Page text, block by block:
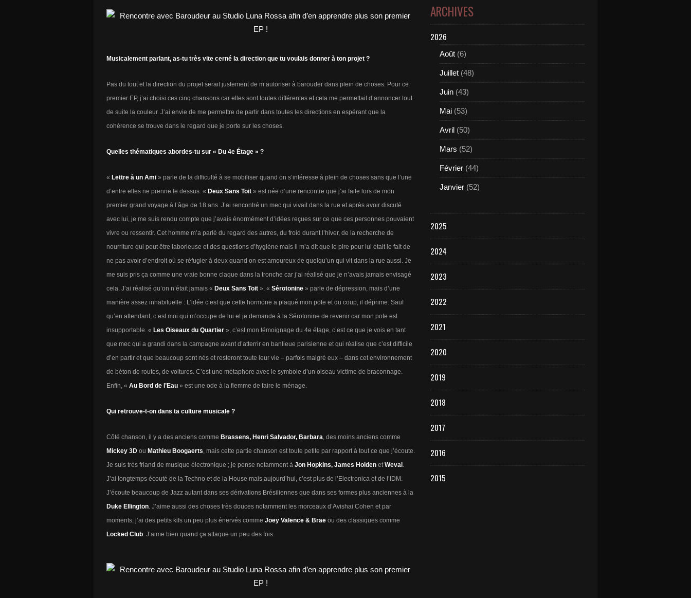
Musicalement parlant, as-tu très vite cerné la direction que tu voulais donner à ton projet ?
Pas du tout et la direction du projet serait justement de m’autoriser à barouder dans plein de choses. Pour ce
premier EP, j’ai choisi ces cinq chansons car elles sont toutes différentes et cela me permettait d’annoncer tout
de suite la couleur. J’ai envie de me permettre de partir dans toutes les directions en espérant que la
cohérence se trouve dans le regard que je porte sur les choses.
Quelles thématiques abordes-tu sur « Du 4e Étage » ?
« Lettre à un Ami » parle de la difficulté à se mobiliser quand on s’intéresse à plein de choses sans que l’une
d’entre elles ne prenne le dessus. « Deux Sans Toit » est née d’une rencontre que j’ai faite lors de mon
premier grand voyage à l’âge de 18 ans. J’ai rencontré un mec qui vivait dans la rue et après avoir discuté
avec lui, je me suis rendu compte que j’avais énormément d’idées reçues sur ce que ces personnes pouvaient
vivre ou ressentir. Cet homme m’a parlé du regard des autres, du froid durant l’hiver, de la recherche de
nourriture qui peut être laborieuse et des questions d’hygiène mais il m’a dit que le pire pour lui était le fait de
ne pas avoir d’endroit où se réfugier à deux quand on est amoureux de quelqu’un qui vit dans la rue aussi. Je
me suis pris ça comme une vraie bonne claque dans la tronche car j’ai réalisé que je n’avais jamais envisagé
cela. J’ai réalisé qu’on n’était jamais « Deux Sans Toit ». « Sérotonine » parle de dépression, mais d’une
manière assez inhabituelle : L’idée c’est que cette hormone a plaqué mon pote et du coup, il déprime. Sauf
qu’en attendant, c’est moi qui m’occupe de lui et je demande à la Sérotonine de revenir car mon pote est
insupportable. « Les Oiseaux du Quartier », c’est mon témoignage du 4e étage, c’est ce que je vois en tant
que mec qui a grandi dans la campagne avant d’atterrir en banlieue parisienne et qui réalise que c’est difficile
d’en partir et que beaucoup sont nés et resteront toute leur vie – parfois malgré eux – dans cet environnement
de béton de routes, de voitures. C’est une métaphore avec le symbole d’un oiseau victime de braconnage.
Enfin, « Au Bord de l’Eau » est une ode à la flemme de faire le ménage.
Qui retrouve-t-on dans ta culture musicale ?
Côté chanson, il y a des anciens comme Brassens, Henri Salvador, Barbara, des moins anciens comme
Mickey 3D ou Mathieu Boogaerts, mais cette partie chanson est toute petite par rapport à tout ce que j’écoute.
Je suis très friand de musique électronique ; je pense notamment à Jon Hopkins, James Holden etWeval .
J’ai longtemps écouté de la Techno et de la House mais aujourd’hui, c’est plus de l’Electronica et de l’IDM.
J’écoute beaucoup de Jazz autant dans ses dérivations Brésiliennes que dans ses formes plus anciennes à la
Duke Ellington. J’aime aussi des choses très douces notamment les morceaux d’Avishai Cohen et par
moments, j’ai des petits kifs un peu plus énervés comme Joey Valence & Brae ou des classiques comme
Locked Club. J’aime bien quand ça attaque un peu des fois.
ARCHIVES
2026
Août (6)
Juillet (48)
Juin (43)
Mai (53)
Avril (50)
Mars (52)
Février (44)
Janvier (52)
2025
2024
2023
2022
2021
2020
2019
2018
2017
2016
2015